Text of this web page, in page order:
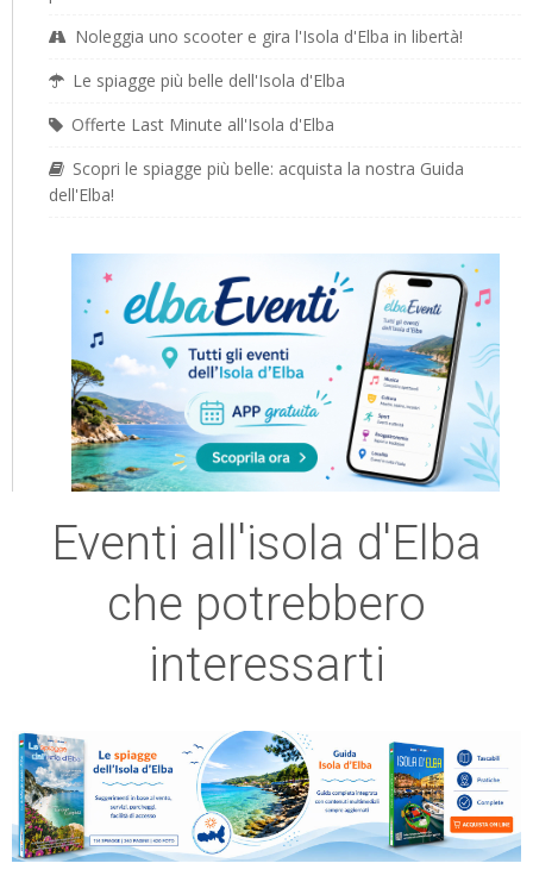
Noleggia uno scooter e gira l'Isola d'Elba in libertà!
Le spiagge più belle dell'Isola d'Elba
Offerte Last Minute all'Isola d'Elba
Scopri le spiagge più belle: acquista la nostra Guida
dell'Elba!
Eventi all'isola d'Elba
che potrebbero
interessarti